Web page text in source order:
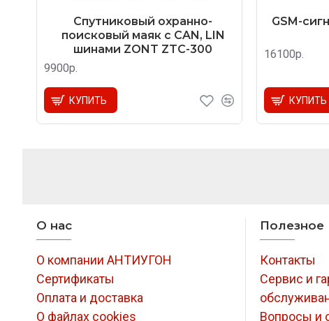
Спутниковый охранно-
поисковый маяк с CAN, LIN
шинами ZONT ZTC-300
9900р.
КУПИТЬ
GSM-
16100р.
КУПИТЬ
О нас
О компании АНТИУГОН
Сертификаты
Оплата и доставка
О файлах cookies
Полезное
Контакты
Сервис и
Вопросы и